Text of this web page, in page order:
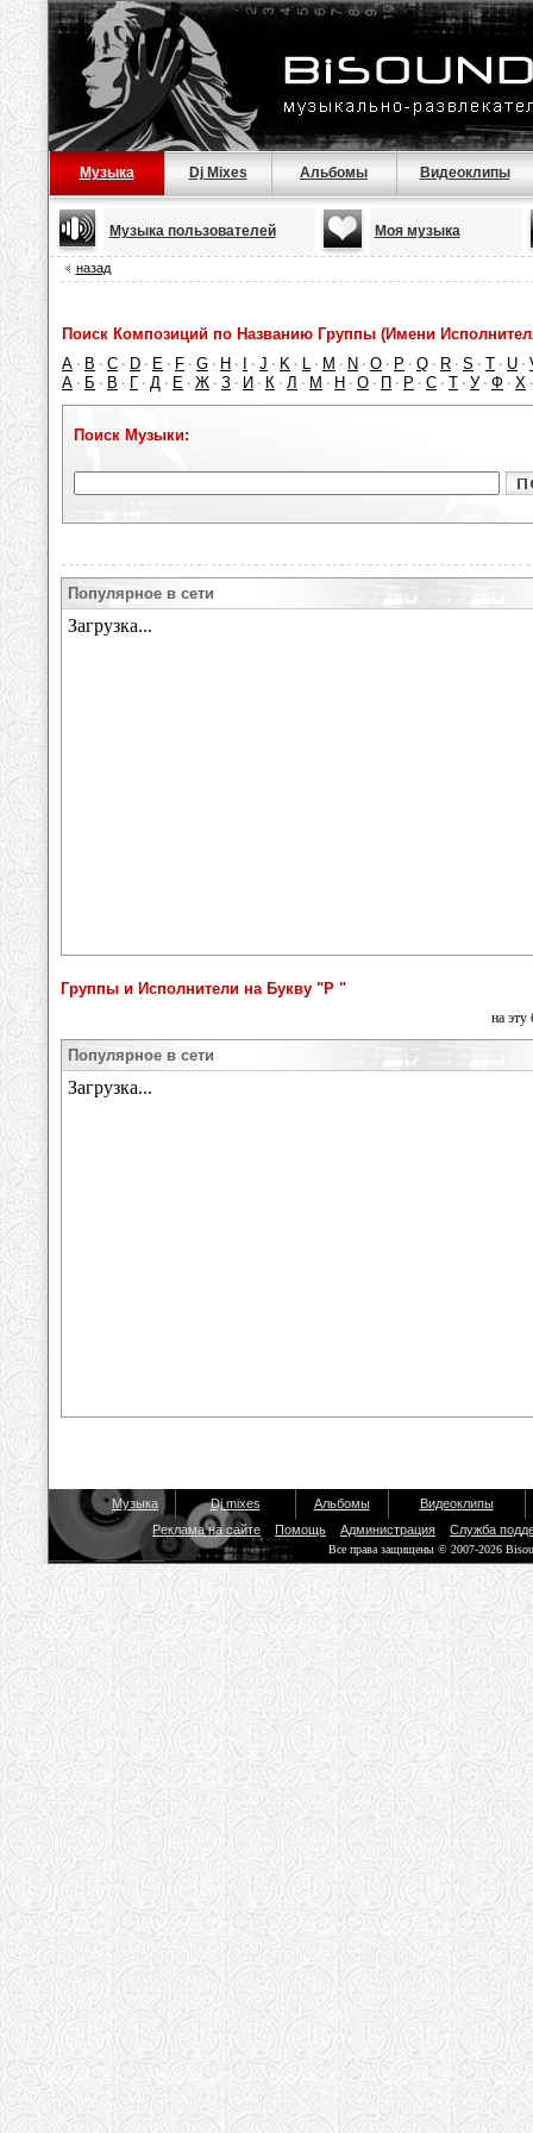
Музыка Dj Mixes Альбомы Видеоклипы
Музыка пользователей Моя музыка
назад
Поиск Композиций по Названию Группы (Имени
A · B · C · D · E · F · G · H · · J · K · L · M · N · O · P · Q · R · S · T · U ·
А · Б · В · Г · Д · Е · Ж · З · И · К · Л · М · Н · О · П · Р · С · Т · У · Ф · Х
Поиск Музыки:
Популярное в сети
Группы и Исполнители на Букву "Р "
на эту
Популярное в сети
Музыка Dj mixes Альбомы
Видеоклипы
Реклама на сайте
Помощь Администрация Служба
Все права защищены © 2007-2026